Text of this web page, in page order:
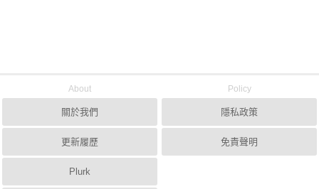
About
關於我們
更新履歷
Plurk
Policy
隱私政策
免責聲明